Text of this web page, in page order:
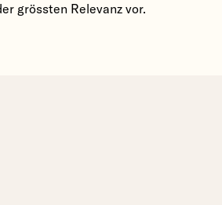
grössten Relevanz vor.